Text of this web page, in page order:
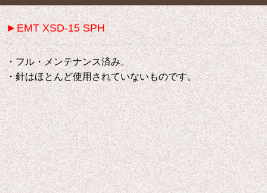
►EMT XSD-15 SPH
・フル・メンテナンス済み。
・針はほとんど使用されていないものです。